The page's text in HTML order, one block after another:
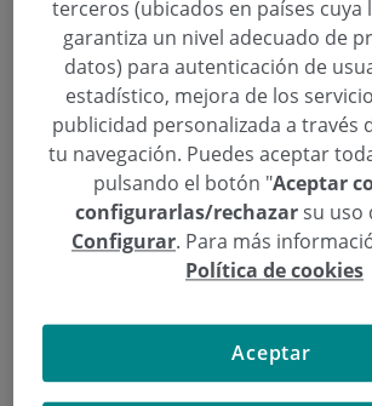
Continuar leyendo
terceros (ubicados en países cuya
garantiza un nivel adecuado de
datos) para autenticación de
estadístico, mejora de los
publicidad personalizada a través
tu navegación. Puedes aceptar
pulsando el botón "Aceptar
configurarlas/rechazarsu uso
Configurar. Para más
Política de cookies
Aceptar